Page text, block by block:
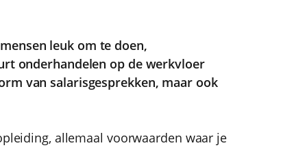
leuk om te doen,
onderhandelen op de werkvloer
van salarisgesprekken, maar ook
allemaal voorwaarden waar je